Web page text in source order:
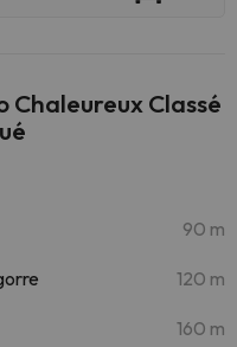
Chaleureux Classé
90 m
120 m
160 m